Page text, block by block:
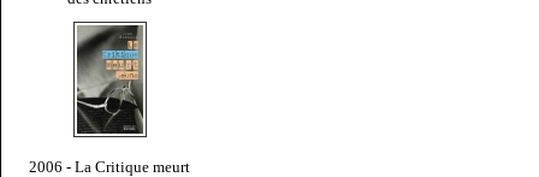
2006 - La Critique meurt